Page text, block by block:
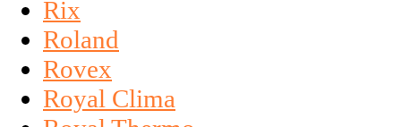
Rix
Roland
Rovex
Royal Clima